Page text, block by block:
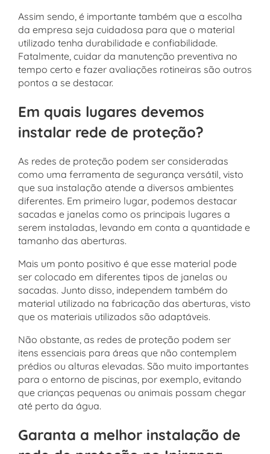
Assim sendo, é importante também que a escolha
da empresa seja cuidadosa para que o material
utilizado tenha durabilidade e confiabilidade.
Fatalmente, cuidar da manutenção preventiva no
tempo certo e fazer avaliações rotineiras são outros
pontos a se destacar.
Em quais lugares devemos
instalar rede de proteção?
As redes de proteção podem ser consideradas
como uma ferramenta de segurança versátil, visto
que sua instalação atende a diversos ambientes
diferentes. Em primeiro lugar, podemos destacar
sacadas e janelas como os principais lugares a
serem instaladas, levando em conta a quantidade e
tamanho das aberturas.
Mais um ponto positivo é que esse material pode
ser colocado em diferentes tipos de janelas ou
sacadas. Junto disso, independem também do
material utilizado na fabricação das aberturas, visto
que os materiais utilizados são adaptáveis.
Não obstante, as redes de proteção podem ser
itens essenciais para áreas que não contemplem
prédios ou alturas elevadas. São muito importantes
para o entorno de piscinas, por exemplo, evitando
que crianças pequenas ou animais possam chegar
até perto da água.
Garanta a melhor instalação de